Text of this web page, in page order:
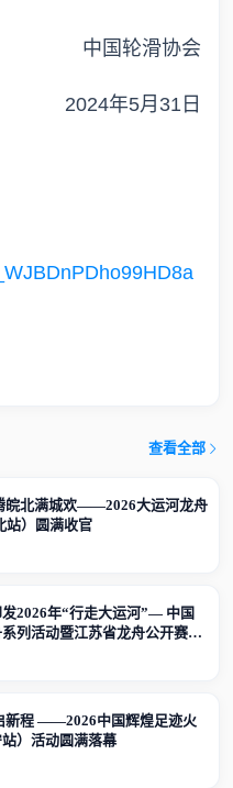
中国轮滑协会
2024年5月31日
查看全部
皖北满城欢——2026大运河龙舟
站）圆满收官
2026年“行走大运河”— 中国
列活动暨江苏省龙舟公开赛
程的通知
新程 ——2026中国辉煌足迹火
）活动圆满落幕